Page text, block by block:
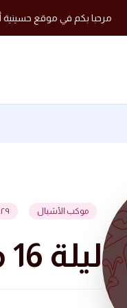
مرحبا بكم في موقع حسينية
موكب الأشبال
ليلة 16 محرم 1429 هجرية